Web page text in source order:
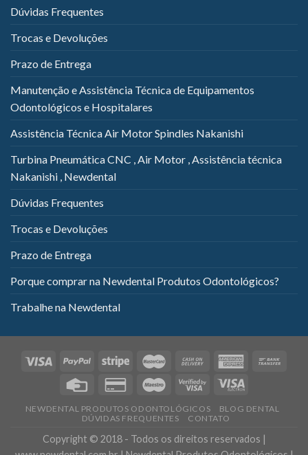
Dúvidas Frequentes
Trocas e Devoluções
Prazo de Entrega
Manutenção e Assistência Técnica de Equipamentos
Odontológicos e Hospitalares
Assistência Técnica Air Motor Spindles Nakanishi
Turbina Pneumática CNC , Air Motor , Assistência técnica
Nakanishi , Newdental
Dúvidas Frequentes
Trocas e Devoluções
Prazo de Entrega
Porque comprar na Newdental Produtos Odontológicos?
Trabalhe na Newdental
NEWDENTAL PRODUTOS ODONTOLÓGICOS
BLOG DENTAL
DÚVIDAS FREQUENTES
CONTATO
Copyright © 2018 - Todos os direitos reservados |